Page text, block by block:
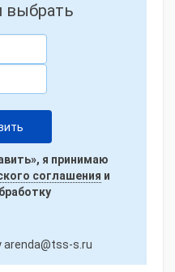
выбрать
я принимаю
соглашения и
arenda@tss-s.ru